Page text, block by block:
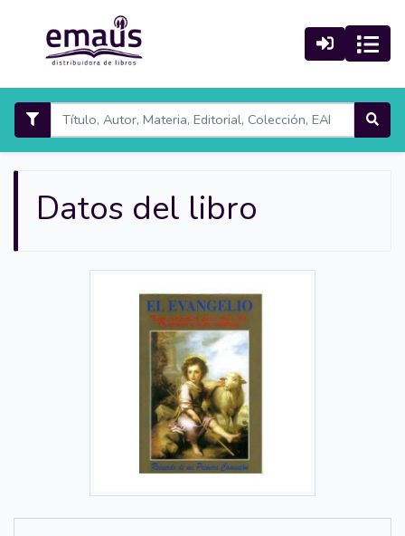
Datos del libro